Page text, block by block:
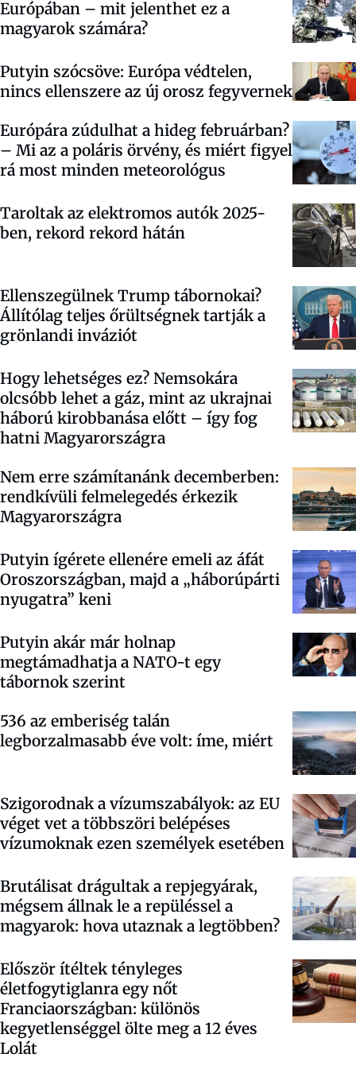
Európában – mit jelenthet ez a
magyarok számára?
Putyin szócsöve: Európa védtelen,
nincs ellenszere az új orosz fegyvernek
Európára zúdulhat a hideg februárban?
– Mi az a poláris örvény, és miért figyel
rá most minden meteorológus
Taroltak az elektromos autók 2025-
ben, rekord rekord hátán
Ellenszegülnek Trump tábornokai?
Állítólag teljes őrültségnek tartják a
grönlandi inváziót
Hogy lehetséges ez? Nemsokára
olcsóbb lehet a gáz, mint az ukrajnai
háború kirobbanása előtt – így fog
hatni Magyarországra
Nem erre számítanánk decemberben:
rendkívüli felmelegedés érkezik
Magyarországra
Putyin ígérete ellenére emeli az áfát
Oroszországban, majd a „háborúpárti
nyugatra” keni
Putyin akár már holnap
megtámadhatja a NATO-t egy
tábornok szerint
536 az emberiség talán
legborzalmasabb éve volt: íme, miért
Szigorodnak a vízumszabályok: az EU
véget vet a többszöri belépéses
vízumoknak ezen személyek esetében
Brutálisat drágultak a repjegyárak,
mégsem állnak le a repüléssel a
magyarok: hova utaznak a legtöbben?
Először ítéltek tényleges
életfogytiglanra egy nőt
Franciaországban: különös
kegyetlenséggel ölte meg a 12 éves
Lolát